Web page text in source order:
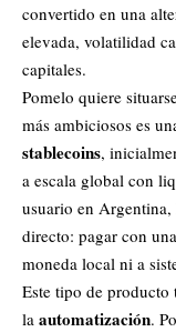
convertido en una
elevada, volatilidad
capitales.
Pomelo quiere
más ambiciosos es
stablecoins,
a escala global con
usuario en
directo: pagar con
moneda local ni a
Este tipo de producto
la automatización.